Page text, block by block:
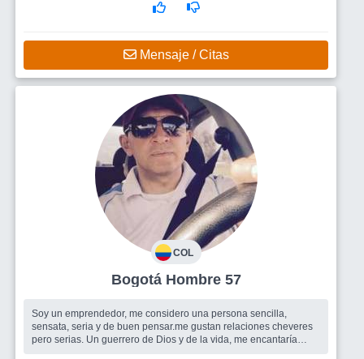
Mensaje / Citas
COL
Bogotá Hombre 57
Soy un emprendedor, me considero una persona sencilla,
sensata, seria y de buen pensar.me gustan relaciones cheveres
pero serias. Un guerrero de Dios y de la vida, me encantaría